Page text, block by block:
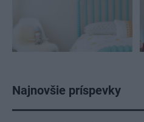
Najnovšie príspevky